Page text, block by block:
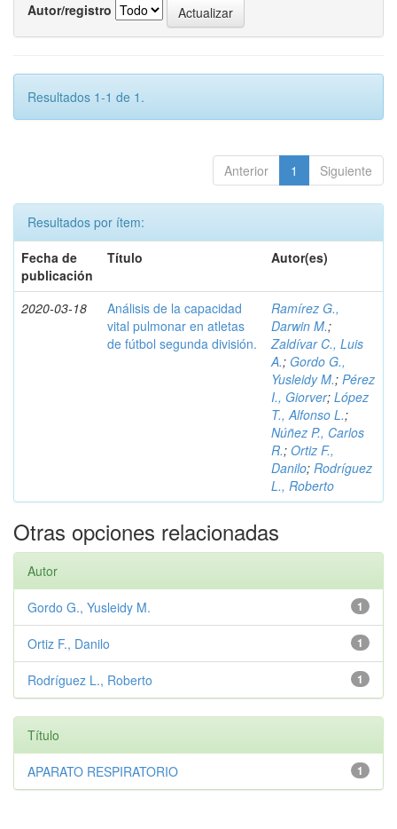
Autor/registro
Resultados 1-1 de 1.
Anterior 1 Siguiente
Resultados por ítem:
Fecha de
publicación
Título Autor(es)
2020-03-18
Análisis de la capacidad
vital pulmonar en atletas
de fútbol segunda división.
Ramírez G.,
Darwin M.;
Zaldívar C., Luis
A.; Gordo G.,
Yusleidy M.; Pérez
I., Giorver; López
T., Alfonso L.;
Núñez P., Carlos
R.; Ortiz F.,
Danilo; Rodríguez
L., Roberto
Otras opciones relacionadas
Autor
1
Gordo G., Yusleidy M.
1
Ortiz F., Danilo
1
Rodríguez L., Roberto
Título
1
APARATO RESPIRATORIO